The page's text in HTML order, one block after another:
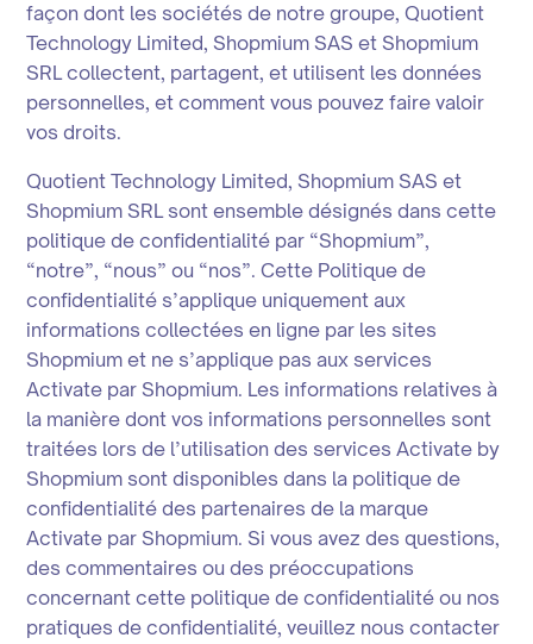
façon dont les sociétés de notre groupe, Quotient
Technology Limited, Shopmium SAS et Shopmium
SRL collectent, partagent, et utilisent les données
personnelles, et comment vous pouvez faire valoir
vos droits.
Quotient Technology Limited, Shopmium SAS et
Shopmium SRL sont ensemble désignés dans cette
politique de confidentialité par “Shopmium”,
“notre”, “nous” ou “nos”. Cette Politique de
confidentialité s’applique uniquement aux
informations collectées en ligne par les sites
Shopmium et ne s’applique pas aux services
Activate par Shopmium. Les informations relatives à
la manière dont vos informations personnelles sont
traitées lors de l’utilisation des services Activate by
Shopmium sont disponibles dans la politique de
confidentialité des partenaires de la marque
Activate par Shopmium. Si vous avez des questions,
des commentaires ou des préoccupations
concernant cette politique de confidentialité ou nos
pratiques de confidentialité, veuillez nous contacter